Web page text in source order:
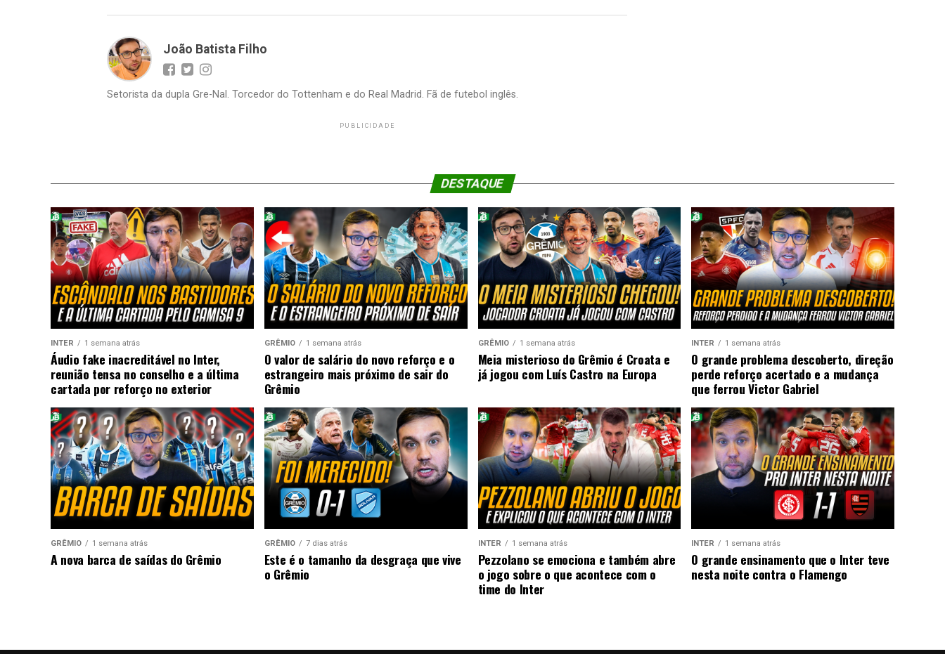
João Batista Filho
Setorista da dupla Gre-Nal. Torcedor do Tottenham e do Real Madrid. Fã de futebol inglês.
PUBLICIDADE
DESTAQUE
INTER 1 semana atrás
Áudio fake inacreditável no Inter,
reunião tensa no conselho e a última
cartada por reforço no exterior
GRÊMIO 1 semana atrás
O valor de salário do novo reforço e o
estrangeiro mais próximo de sair do
Grêmio
GRÊMIO 1 semana atrás
Meia misterioso do Grêmio é Croata e
já jogou com Luís Castro na Europa
INTER 1 semana atrás
O grande problema descoberto, direção
perde reforço acertado e a mudança
que ferrou Victor Gabriel
GRÊMIO 1 semana atrás
A nova barca de saídas do Grêmio
GRÊMIO 7 dias atrás
Este é o tamanho da desgraça que vive
o Grêmio
INTER 1 semana atrás
Pezzolano se emociona e também abre
o jogo sobre o que acontece com o
time do Inter
INTER 1 semana atrás
O grande ensinamento que o Inter teve
nesta noite contra o Flamengo